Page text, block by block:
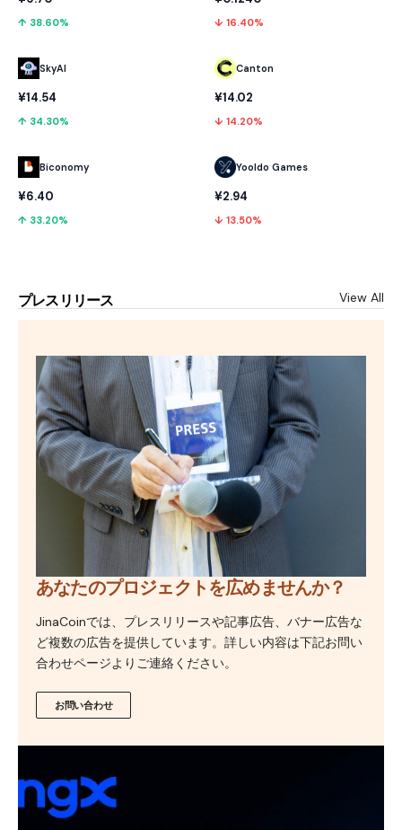
↑ 38.60%
SkyAI
¥14.54
↑ 34.30%
Biconomy
¥6.40
↑ 33.20%
↓ 16.40%
Canton
¥14.02
↓ 14.20%
Yooldo Games
¥2.94
↓ 13.50%
プレスリリース View All
あなたのプロジェクトを広めませんか？
JinaCoinでは、プレスリリースや記事広告、バナー広告な
ど複数の広告を提供しています。詳しい内容は下記お問い
合わせページよりご連絡ください。
お問い合わせ